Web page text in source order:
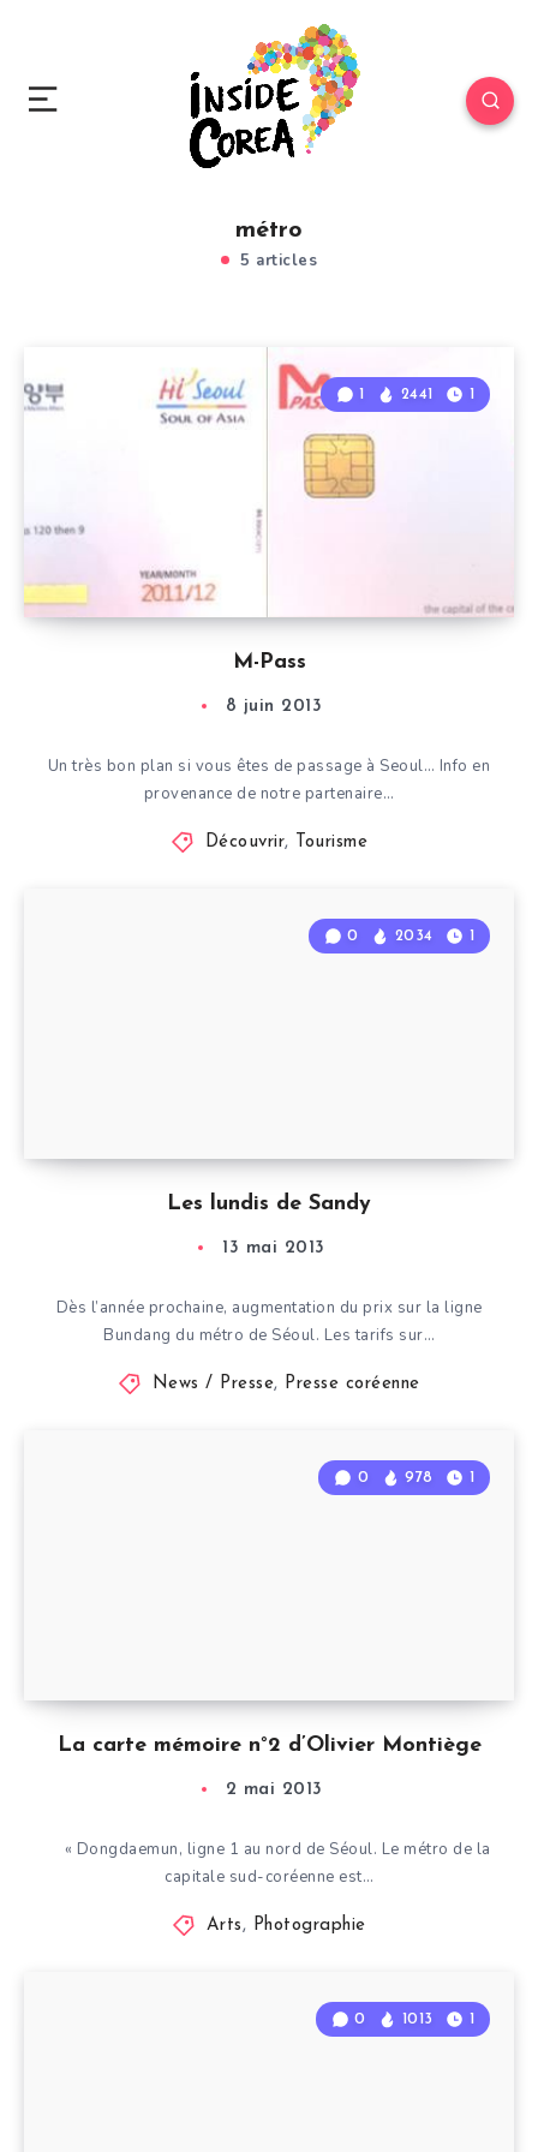
métro
5 articles
M-Pass
1 2441 1
8 juin 2013
Un très bon plan si vous êtes de passage à Seoul… Info en
provenance de notre partenaire…
Découvrir, Tourisme
Les lundis de Sandy
0 2034 1
13 mai 2013
Dès l’année prochaine, augmentation du prix sur la ligne
Bundang du métro de Séoul. Les tarifs sur…
News / Presse, Presse coréenne
La carte mémoire n°2 d’Olivier Montiège
0 978 1
2 mai 2013
« Dongdaemun, ligne 1 au nord de Séoul. Le métro de la
capitale sud-coréenne est…
Arts, Photographie
0 1013 1